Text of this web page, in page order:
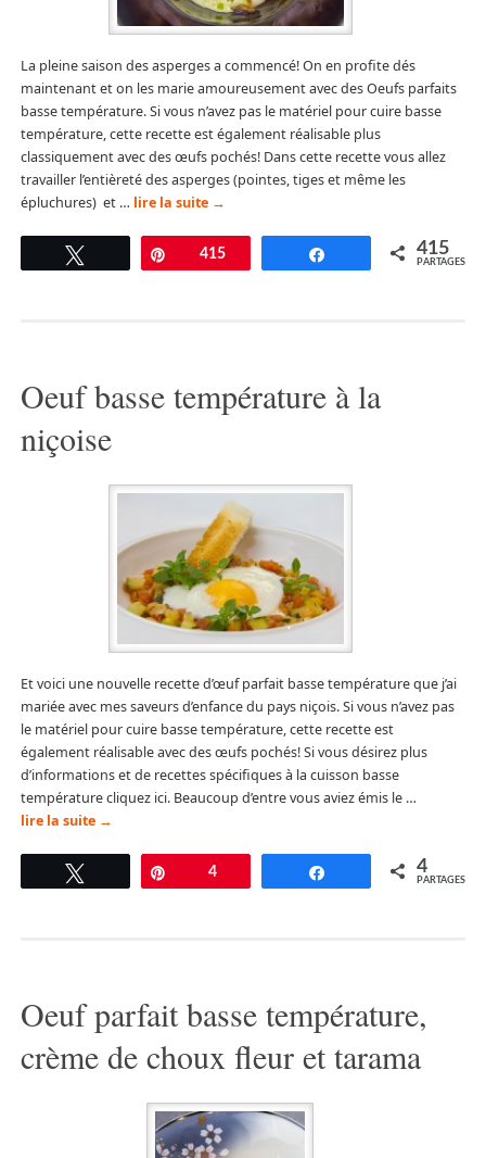
La pleine saison des asperges a commencé! On en profite dés
maintenant et on les marie amoureusement avec des Oeufs parfaits
basse température. Si vous n’avez pas le matériel pour cuire basse
température, cette recette est également réalisable plus
classiquement avec des œufs pochés! Dans cette recette vous allez
travailler l’entièreté des asperges (pointes, tiges et même les
épluchures) et … lire la suite →
Tweetez Épingle
415 Partagez 415
PARTAGES
Oeuf basse température à la
niçoise
Et voici une nouvelle recette d’œuf parfait basse température que j’ai
mariée avec mes saveurs d’enfance du pays niçois. Si vous n’avez pas
le matériel pour cuire basse température, cette recette est
également réalisable avec des œufs pochés! Si vous désirez plus
d’informations et de recettes spécifiques à la cuisson basse
température cliquez ici. Beaucoup d’entre vous aviez émis le …
lire la suite →
Tweetez Épingle
4 Partagez 4
PARTAGES
Oeuf parfait basse température,
crème de choux fleur et tarama